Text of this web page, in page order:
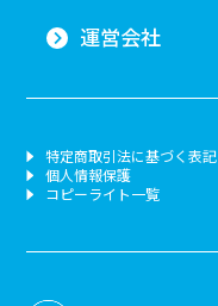
運営会社
特定商取引法に基づく表記
個人情報保護
コピーライト一覧